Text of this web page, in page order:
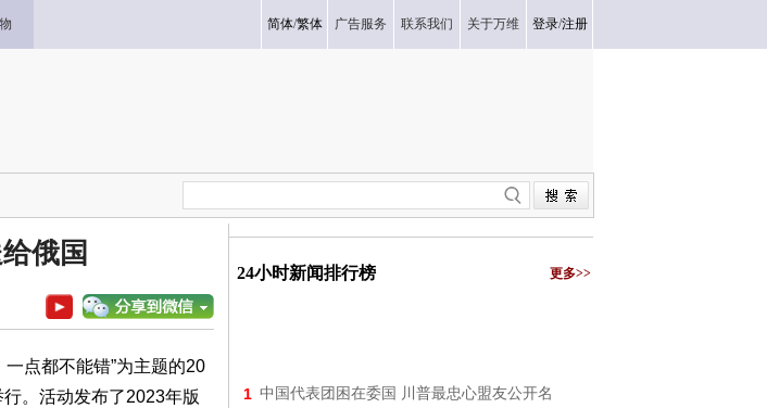
简体/繁体 广告服务 联系我们 关于万维 登录/注册
俄国
点都不能错”为主题的20
。活动发布了2023年版
24小时新闻排行榜 更多>>
1 中国代表团困在委国 川普最忠心盟友公开名